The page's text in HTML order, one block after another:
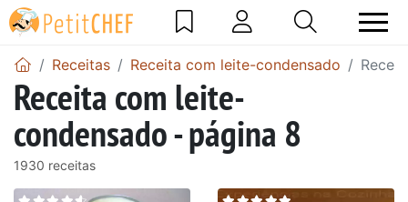
Receitas Receita com leite-condensado
Receita com leite-
condensado - página 8
1930 receitas